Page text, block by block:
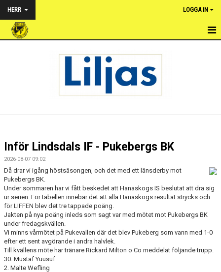
HERR LOGGA IN
BILDGALLERI
DOKUMENT
KONTAKT
Inför Lindsdals IF - Pukebergs BK
2026-08-07 09:02
Då drar vi igång höstsäsongen, och det med ett länsderby mot
Pukebergs BK.
Under sommaren har vi fått beskedet att Hanaskogs IS beslutat att dra sig
ur serien. För tabellen innebär det att alla Hanaskogs resultat strycks och
för LIFFEN blev det tre tappade poäng.
Jakten på nya poäng inleds som sagt var med mötet mot Pukebergs BK
under fredagskvällen.
Vi minns vårmötet på Pukevallen där det blev Pukeberg som vann med 1-0
efter ett sent avgörande i andra halvlek.
Till kvällens möte har tränare Rickard Milton o Co meddelat följande trupp.
30. Mustaf Yuusuf
2. Malte Wefling